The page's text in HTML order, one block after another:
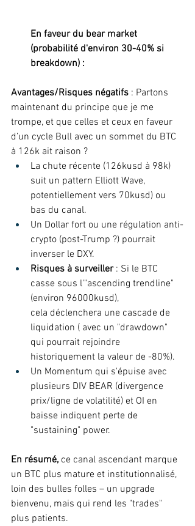
En faveur du bear market
(probabilité d'environ 30-40% si
breakdown) :
Avantages/Risques négatifs : Partons
maintenant du principe que je me
trompe, et que celles et ceux en faveur
d’un cycle Bull avec un sommet du BTC
à 126k ait raison ?
La chute récente (126kusd à 98k)
suit un pattern Elliott Wave,
potentiellement vers 70kusd) ou
bas du canal.
Un Dollar fort ou une régulation anti-
crypto (post-Trump ?) pourrait
inverser le DXY.
Risques à surveiller : Si le BTC
casse sous l'"ascending trendline"
(environ 96000kusd),
cela déclenchera une cascade de
liquidation ( avec un "drawdown"
qui pourrait rejoindre
historiquement la valeur de -80%).
Un Momentum qui s'épuise avec
plusieurs DIV BEAR (divergence
prix/ligne de volatilité) et OI en
baisse indiquent perte de
"sustaining" power.
En résumé, ce canal ascendant marque
un BTC plus mature et institutionnalisé,
loin des bulles folles – un upgrade
bienvenu, mais qui rend les "trades"
plus patients.